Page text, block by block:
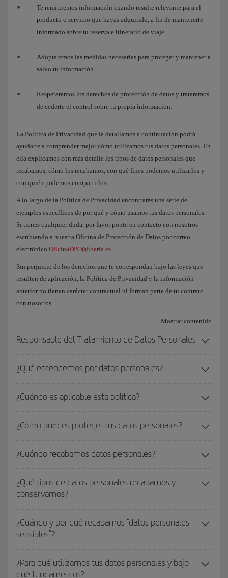
Te remitiremos información cuando resulte relevante para el
producto o servicio que hayas adquirido, a fin de mantenerte
informado sobre tu reserva e itinerario de viaje.
Adoptaremos las medidas necesarias para proteger y mantener a
salvo tu información.
Respetaremos los derechos de protección de datos y trataremos
de cederte el control sobre tu propia información.
La Política de Privacidad que le detallamos a continuación podrá
ayudarte a comprender mejor cómo utilizamos tus datos personales. En
ella explicamos con más detalle los tipos de datos personales que
recabamos, cómo los recabamos, con qué fines podemos utilizarlos y
con quién podemos compartirlos.
A lo largo de la Política de Privacidad encontrarás una serie de
ejemplos específicos de por qué y cómo usamos tus datos personales.
Si tienes cualquier duda, por favor ponte en contacto con nosotros
escribiendo a nuestra Oficina de Protección de Datos por correo
electrónico OficinaDPO@iberia.es.
Sin perjuicio de los derechos que te correspondan bajo las leyes que
resulten de aplicación, la Política de Privacidad y la información
anterior no tienen carácter contractual ni forman parte de tu contrato
con nosotros.
Mostrar contenido
Responsable del Tratamiento de Datos Personales
¿Qué entendemos por datos personales?
¿Cuándo es aplicable esta política?
¿Cómo puedes proteger tus datos personales?
¿Cuándo recabamos datos personales?
¿Qué tipos de datos personales recabamos y
conservamos?
¿Cuándo y por qué recabamos “datos personales
sensibles”?
¿Para qué utilizamos tus datos personales y bajo
qué fundamentos?